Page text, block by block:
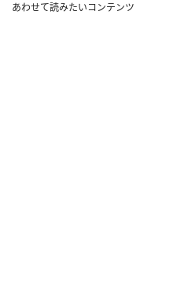
あわせて読みたいコンテンツ